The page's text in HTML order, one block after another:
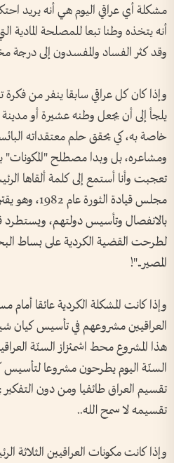
مشكلة أي عراقي اليوم هي أنه يريد
أنه يتخذه وطنا تبعا للمصلحة المادية
وقد كثر الفساد والمفسدون إلى درجة
وإذا كان كل عراقي سابقا ينفر من
يلجأ إلى أن يجعل وطنه عشيرة أو
خاصة به، كي يحقق حلم معتقداته
ومشاعره، بل وبدا مصطلح "المكونات"
تعجبت وأنا أستمع إلى كلمة ألقاها
مجلس قيادة
بالانفصال وتأسيس دولتهم، ويستطرد
لطرحت القضية الكردية على بساط
المصير.."!
وإذا كانت المشكلة الكردية عائقا
العراقيين مشروعهم في تأسيس كيان
هذا المشروع محط اشمئزاز السنّة
السنّة اليوم يطرحون مشروعا لتأسيس
تقسيم العراق طائفيا ومن دون
تقسيمه لا سمح الله..
وإذا كانت مكونات العراقيين الثلاثة